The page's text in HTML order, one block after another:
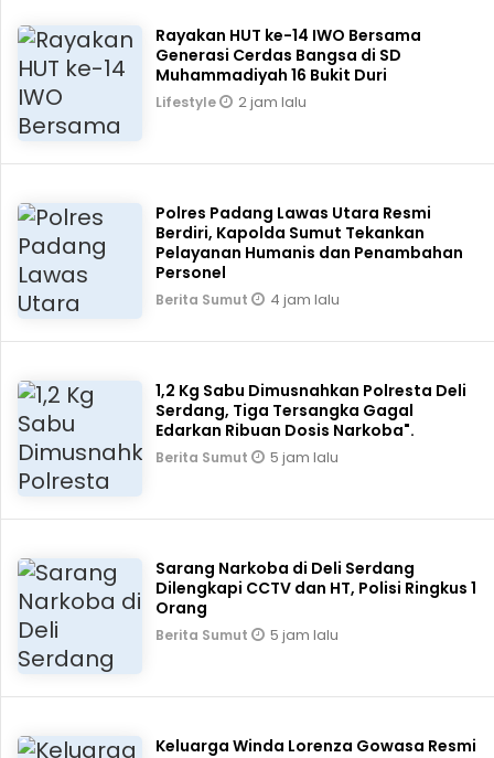
Rayakan HUT ke-14 IWO Bersama
Generasi Cerdas Bangsa di SD
Muhammadiyah 16 Bukit Duri
Lifestyle 2 jam lalu
Polres Padang Lawas Utara Resmi
Berdiri, Kapolda Sumut Tekankan
Pelayanan Humanis dan Penambahan
Personel
Berita Sumut 4 jam lalu
1,2 Kg Sabu Dimusnahkan Polresta Deli
Serdang, Tiga Tersangka Gagal
Edarkan Ribuan Dosis Narkoba".
Berita Sumut 5 jam lalu
Sarang Narkoba di Deli Serdang
Dilengkapi CCTV dan HT, Polisi Ringkus 1
Orang
Berita Sumut 5 jam lalu
Keluarga Winda Lorenza Gowasa Resmi